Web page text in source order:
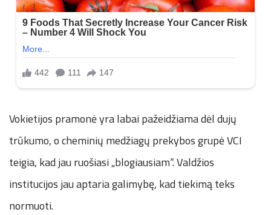
Vokietijos pramonė yra labai pažeidžiama dėl dujų
trūkumo, o cheminių medžiagų prekybos grupė VCI
teigia, kad jau ruošiasi „blogiausiam“. Valdžios
institucijos jau aptaria galimybę, kad tiekimą teks
normuoti.